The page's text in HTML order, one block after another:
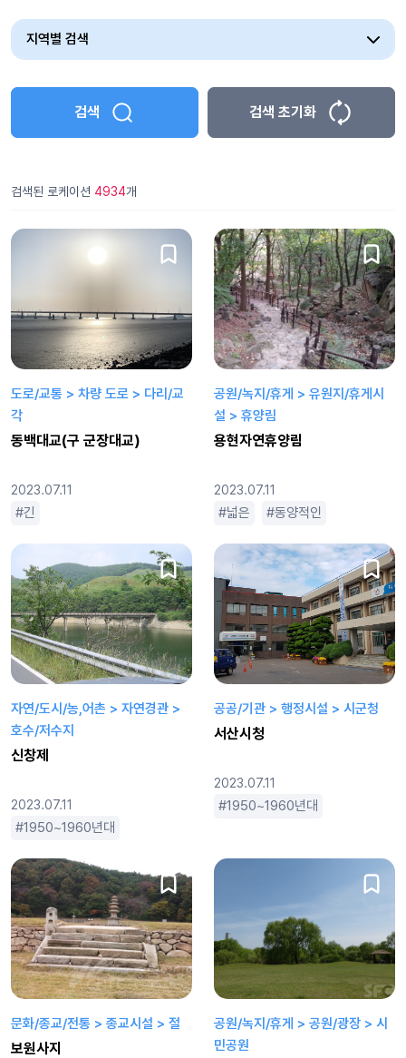
지역별 검색
검색 검색 초기화
검색된 로케이션 4934개
도로/교통 > 차량 도로 > 다리/교
각
동백대교(구 군장대교)
2023.07.11
긴
공원/녹지/휴게 > 유원지/휴게시
설 > 휴양림
용현자연휴양림
2023.07.11
넓은 동양적인
자연/도시/농,어촌 > 자연경관 >
호수/저수지
신창제
2023.07.11
1950~1960년대
공공/기관 > 행정시설 > 시군청
서산시청
2023.07.11
1950~1960년대
문화/종교/전통 > 종교시설 > 절
보원사지
공원/녹지/휴게 > 공원/광장 > 시
민공원